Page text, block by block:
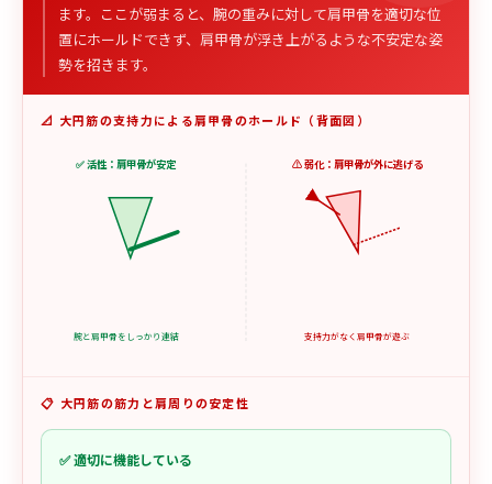
ます。ここが弱まると、腕の重みに対して肩甲骨を適切な位
置にホールドできず、肩甲骨が浮き上がるような不安定な姿
勢を招きます。
📐 大円筋の支持力による肩甲骨のホールド（背面図）
✅ 活性：肩甲骨が安定
腕と肩甲骨をしっかり連結
⚠️ 弱化：肩甲骨が外に逃げる
支持力がなく肩甲骨が遊ぶ
📋 大円筋の筋力と肩周りの安定性
✅ 適切に機能している